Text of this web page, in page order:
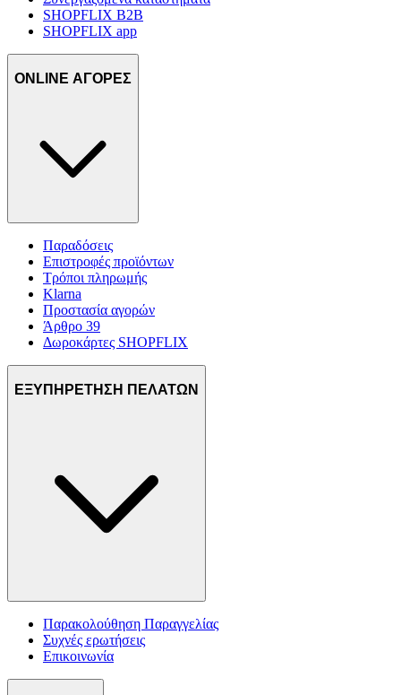
SHOPFLIX B2B
SHOPFLIX app
ONLINE ΑΓΟΡΕΣ
Παραδόσεις
Επιστροφές προϊόντων
Τρόποι πληρωμής
Klarna
Προστασία αγορών
Άρθρο 39
Δωροκάρτες SHOPFLIX
ΕΞΥΠΗΡΕΤΗΣΗ ΠΕΛΑΤΩΝ
Παρακολούθηση Παραγγελίας
Συχνές ερωτήσεις
Επικοινωνία